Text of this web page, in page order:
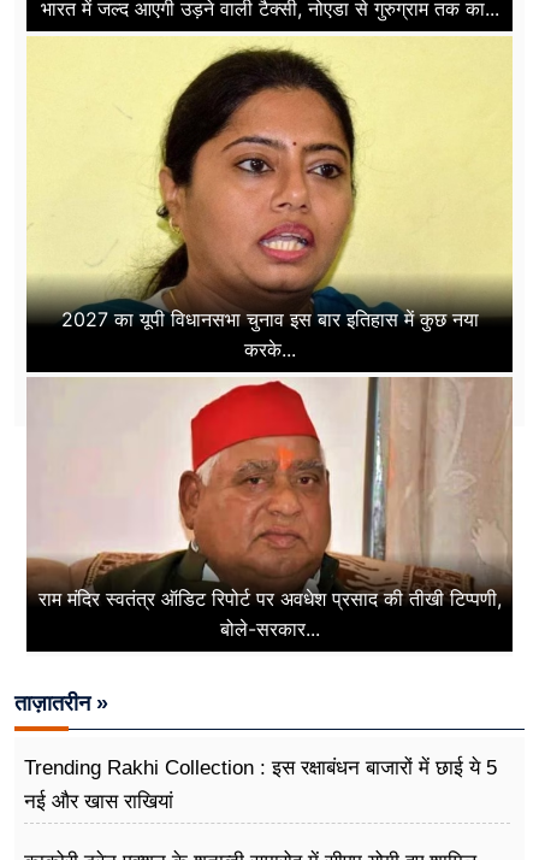
भारत में जल्द आएगी उड़ने वाली टैक्सी, नोएडा से गुरुग्राम तक का...
2027 का यूपी विधानसभा चुनाव इस बार इतिहास में कुछ नया
करके...
राम मंदिर स्वतंत्र ऑडिट रिपोर्ट पर अवधेश प्रसाद की तीखी टिप्पणी,
बोले-सरकार...
ताज़ातरीन »
Trending Rakhi Collection : इस रक्षाबंधन बाजारों में छाई ये 5
नई और खास राखियां